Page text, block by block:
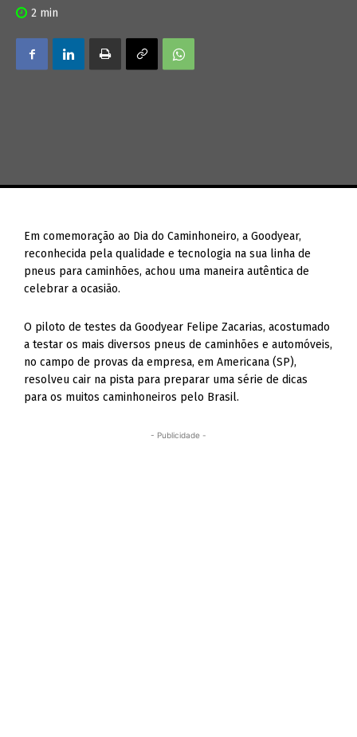
2 min
Em comemoração ao Dia do Caminhoneiro, a Goodyear,
reconhecida pela qualidade e tecnologia na sua linha de
pneus para caminhões, achou uma maneira autêntica de
celebrar a ocasião.
O piloto de testes da Goodyear Felipe Zacarias, acostumado
a testar os mais diversos pneus de caminhões e automóveis,
no campo de provas da empresa, em Americana (SP),
resolveu cair na pista para preparar uma série de dicas
para os muitos caminhoneiros pelo Brasil.
- Publicidade -